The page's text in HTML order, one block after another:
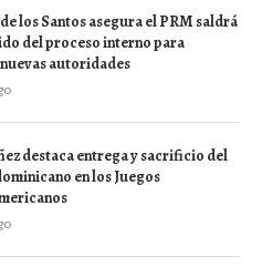
los Santos asegura el PRM saldrá
del proceso interno para
autoridades
destaca entrega y sacrificio del
en los Juegos